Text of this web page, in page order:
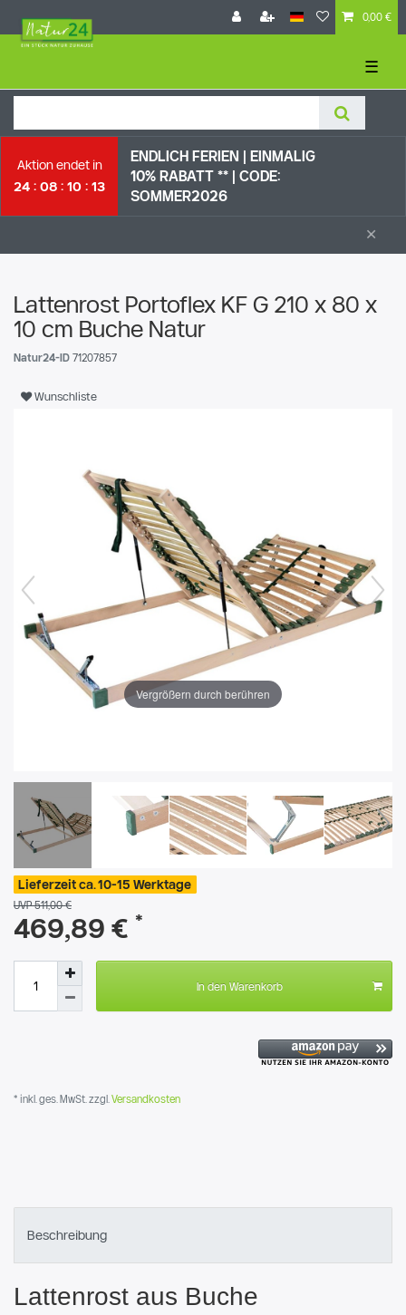
0,00 €
☰
Aktion endet in
24
08 10 12
ENDLICH FERIEN | EI NMALIG
10% RABATT ** | CODE:
SOMMER2026
×
Lattenrost Portoflex KF G 210 x 80 x
10 cm Buche Natur
Natur24-ID 71207857
Wunschliste
Vergrößern durch berühren
Lieferzeit ca. 10-15 Werktage
UVP 511,00 €
469,89 € *
In den Warenkorb
* inkl. ges. MwSt. zzgl. Versandkosten
Beschreibung
Lattenrost aus Buche